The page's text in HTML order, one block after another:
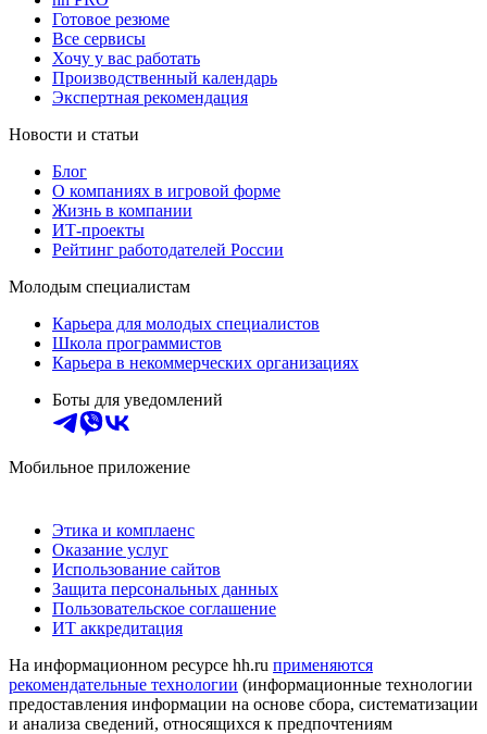
Готовое резюме
Все сервисы
Хочу у вас работать
Производственный календарь
Экспертная рекомендация
Новости и статьи
Блог
О компаниях в игровой форме
Жизнь в компании
ИТ-проекты
Рейтинг работодателей России
Молодым специалистам
Карьера для молодых специалистов
Школа программистов
Карьера в некоммерческих организациях
Боты для уведомлений
Мобильное приложение
Этика и комплаенс
Оказание услуг
Использование сайтов
Защита персональных данных
Пользовательское соглашение
ИТ аккредитация
На информационном ресурсе hh.ru применяются
рекомендательные технологии (информационные технологии
предоставления информации на основе сбора, систематизации
и анализа сведений, относящихся к предпочтениям